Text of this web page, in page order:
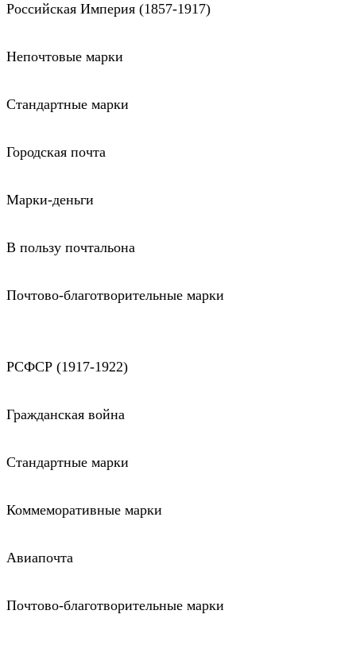
Российская Империя (1857-1917)
Непочтовые марки
Стандартные марки
Городская почта
Марки-деньги
В пользу почтальона
Почтово-благотворительные марки
РСФСР (1917-1922)
Гражданская война
Стандартные марки
Коммеморативные марки
Авиапочта
Почтово-благотворительные марки